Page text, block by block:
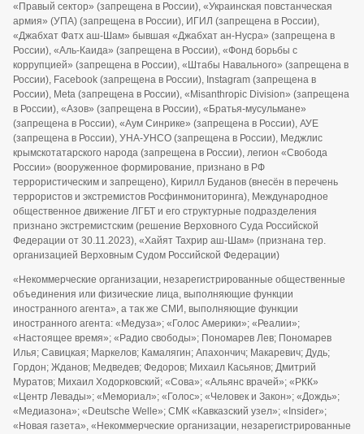
«Правый сектор» (запрещена в России), «Украинская повстанческая
армия» (УПА) (запрещена в России), ИГИЛ (запрещена в России),
«Джабхат Фатх аш-Шам» бывшая «Джабхат ан-Нусра» (запрещена в
России), «Аль-Каида» (запрещена в России), «Фонд борьбы с
коррупцией» (запрещена в России), «Штабы Навального» (запрещена в
России), Facebook (запрещена в России), Instagram (запрещена в
России), Meta (запрещена в России), «Misanthropic Division» (запрещена
в России), «Азов» (запрещена в России), «Братья-мусульмане»
(запрещена в России), «Аум Синрике» (запрещена в России), АУЕ
(запрещена в России), УНА-УНСО (запрещена в России), Меджлис
крымскотатарского народа (запрещена в России), легион «Свобода
России» (вооруженное формирование, признано в РФ
террористическим и запрещено), Кирилл Буданов (внесён в перечень
террористов и экстремистов Росфинмониторинга), Международное
общественное движение ЛГБТ и его структурные подразделения
признано экстремистским (решение Верховного Суда Российской
Федерации от 30.11.2023), «Хайят Тахрир аш-Шам» (признана тер.
организацией Верховным Судом Российской Федерации)
«Некоммерческие организации, незарегистрированные общественные
объединения или физические лица, выполняющие функции
иностранного агента», а так же СМИ, выполняющие функции
иностранного агента: «Медуза»; «Голос Америки»; «Реалии»;
«Настоящее время»; «Радио свободы»; Пономарев Лев; Пономарев
Илья; Савицкая; Маркелов; Камалягин; Апахончич; Макаревич; Дудь;
Гордон; Жданов; Медведев; Федоров; Михаил Касьянов; Дмитрий
Муратов; Михаил Ходорковский; «Сова»; «Альянс врачей»; «РКК»
«Центр Левады»; «Мемориал»; «Голос»; «Человек и Закон»; «Дождь»;
«Медиазона»; «Deutsche Welle»; СМК «Кавказский узел»; «Insider»;
«Новая газета», «Некоммерческие организации, незарегистрированные